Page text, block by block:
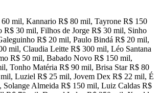
60 mil, Kannario R$ 80 mil, Tayrone R$ 150
R$ 30 mil, Filhos de Jorge R$ 30 mil, Sinho
R$ 20 mil, Paulo Bindá R$ 20 mil,
mil, Claudia Leitte R$ 300 mil, Léo Santana
R$ 50 mil, Babado Novo R$ 150 mil,
Tonho Matéria R$ 90 mil, Brisa Star R$ 80
Luziel R$ 25 mil, Jovem Dex R$ 22 mil, É
Solange Almeida R$ 150 mil, Luiz Caldas R$